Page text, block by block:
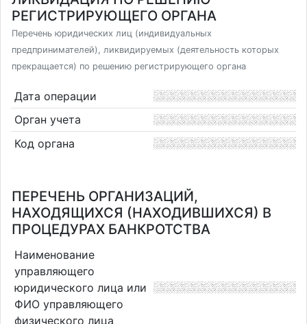
РЕГИСТРИРУЮЩЕГО ОРГАНА
Перечень юридических лиц (индивидуальных
предпринимателей), ликвидируемых (деятельность которых
прекращается) по решению регистрирующего органа
Дата операции
Орган учета
Код органа
ПЕРЕЧЕНЬ ОРГАНИЗАЦИЙ,
НАХОДЯЩИХСЯ (НАХОДИВШИХСЯ) В
ПРОЦЕДУРАХ БАНКРОТСТВА
Наименование
управляющего
юридического лица или
ФИО управляющего
физического лица